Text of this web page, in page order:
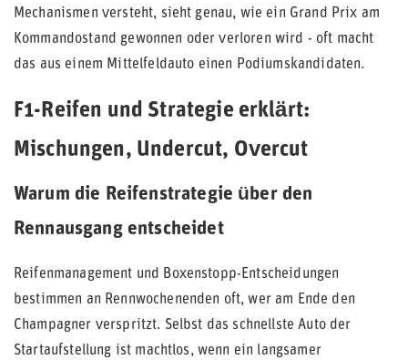
Mechanismen versteht, sieht genau, wie ein Grand Prix am
Kommandostand gewonnen oder verloren wird - oft macht
das aus einem Mittelfeldauto einen Podiumskandidaten.
F1-Reifen und Strategie erklärt:
Mischungen, Undercut, Overcut
Warum die Reifenstrategie über den
Rennausgang entscheidet
Reifenmanagement und Boxenstopp-Entscheidungen
bestimmen an Rennwochenenden oft, wer am Ende den
Champagner verspritzt. Selbst das schnellste Auto der
Startaufstellung ist machtlos, wenn ein langsamer